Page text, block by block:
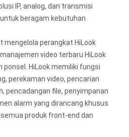
IP, analog, dan transmisi
beragam kebutuhan
mengelola perangkat HiLook
video terbaru HiLook
ponsel. HiLook memiliki fungsi
perekaman video, pencarian
pencadangan file, penyimpanan
alarm yang dirancang khusus
produk front-end dan